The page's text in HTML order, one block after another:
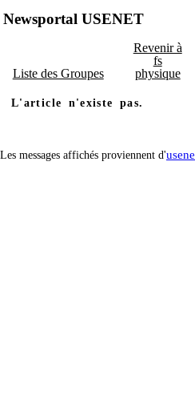
Newsportal USENET
Liste des Groupes
Revenir à
fs
physique
L'article n'existe pas.
Les messages affichés proviennent d'